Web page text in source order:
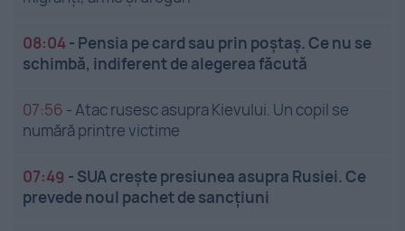
08:04- Pensia pe card sau prin poștaș. Ce nu se
schimbă, indiferent de alegerea făcută
07:56 - Atac rusesc asupra Kievului. Un copil se
numără printre victime
07:49 - SUA crește presiunea asupra Rusiei. Ce
prevede noul pachet de sancțiuni